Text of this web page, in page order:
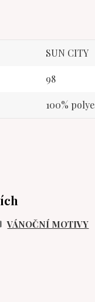
SUN CITY
98
100%
VÁNOČNÍ MOTIVY